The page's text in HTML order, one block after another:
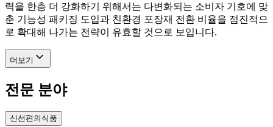
력을 한층 더 강화하기 위해서는 다변화되는 소비자 기호에 맞
춘 기능성 패키징 도입과 친환경 포장재 전환 비율을 점진적으
로 확대해 나가는 전략이 유효할 것으로 보입니다.
더보기
전문 분야
신선편의식품